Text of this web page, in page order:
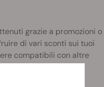
grazie a promozioni o
di vari sconti sui tuoi
compatibili con altre